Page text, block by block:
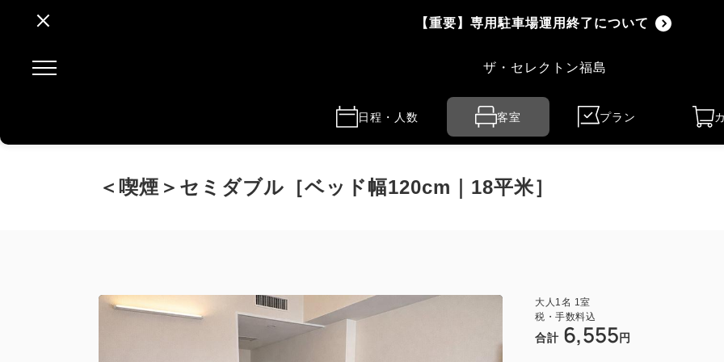
【重要】専用駐車場運用終了について
ザ・セレクトン福島
日程・人数 客室 プラン
＜喫煙＞セミダブル［ベッド幅120cm｜18平米］
大人 1名 1室
税・手数料込
合計 6,555 円